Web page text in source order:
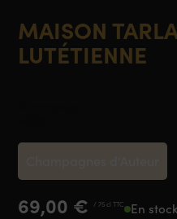
MAISON
LUTÉTIENNE
69,00 € / 75 cl TTC En stock